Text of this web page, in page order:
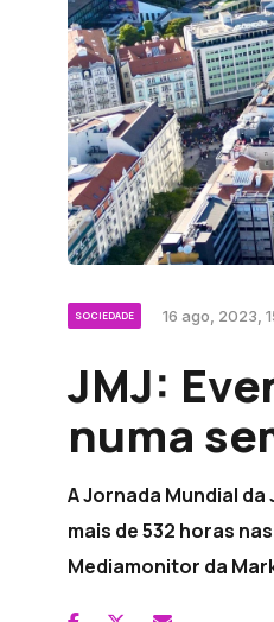
SOCIEDADE 16 ago, 2023,
JMJ:
numa
A Jornada Mundial
mais de 532 horas
Mediamonitor da